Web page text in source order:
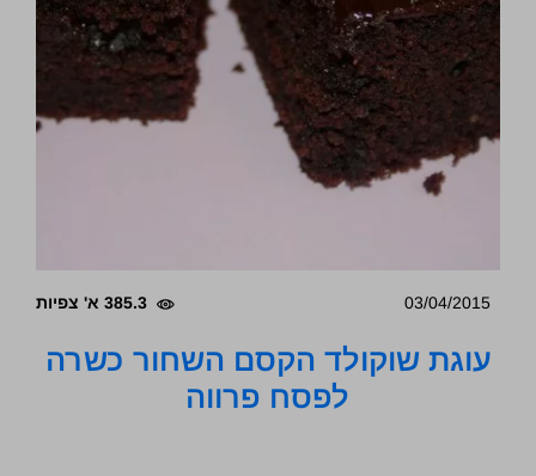
03/04/2015 385.3 א' צפיות
עוגת שוקולד הקסם השחור כשרה
לפסח פרווה